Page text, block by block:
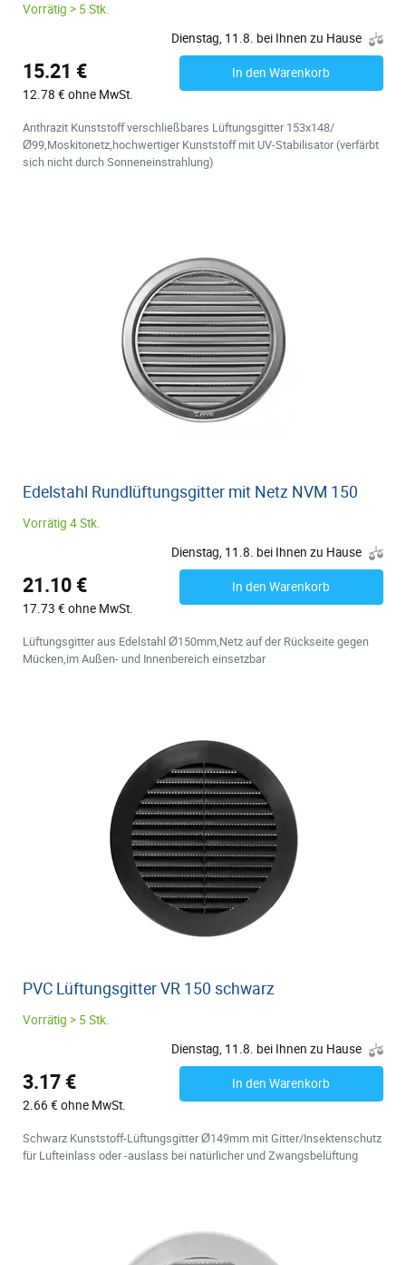
Vorrätig > 5 Stk.
Dienstag, 11.8. bei Ihnen zu Hause
15.21 €
12.78 € ohne MwSt.
In den Warenkorb
Anthrazit Kunststoff verschließbares Lüftungsgitter 153x148/
Ø99,Moskitonetz,hochwertiger Kunststoff mit UV-Stabilisator (verfärbt
sich nicht durch Sonneneinstrahlung)
Edelstahl Rundlüftungsgitter mit Netz NVM 150
Vorrätig 4 Stk.
Dienstag, 11.8. bei Ihnen zu Hause
21.10 €
17.73 € ohne MwSt.
In den Warenkorb
Lüftungsgitter aus Edelstahl Ø150mm,Netz auf der Rückseite gegen
Mücken,im Außen- und Innenbereich einsetzbar
PVC Lüftungsgitter VR 150 schwarz
Vorrätig > 5 Stk.
Dienstag, 11.8. bei Ihnen zu Hause
3.17 €
2.66 € ohne MwSt.
In den Warenkorb
Schwarz Kunststoff-Lüftungsgitter Ø149mm mit Gitter/Insektenschutz
für Lufteinlass oder -auslass bei natürlicher und Zwangsbelüftung